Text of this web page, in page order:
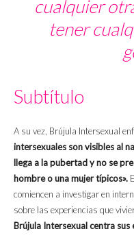
cualquier
tener
Subtítulo
A su vez, Brújula Intersexual
intersexuales son visibles al
llega a la pubertad y no se
hombre o una mujer típicos».
comiencen a investigar en
sobre las experiencias que
Brújula Intersexual centra sus